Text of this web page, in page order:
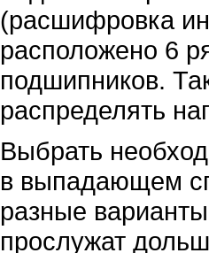
(расшифровка
расположено 6
подшипников.
распределять
Выбрать
в выпадающем
разные
прослужат